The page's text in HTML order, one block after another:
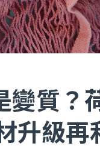
變質？
升級再